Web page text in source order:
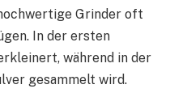
Grinder oft
In der ersten
während in der
gesammelt wird.